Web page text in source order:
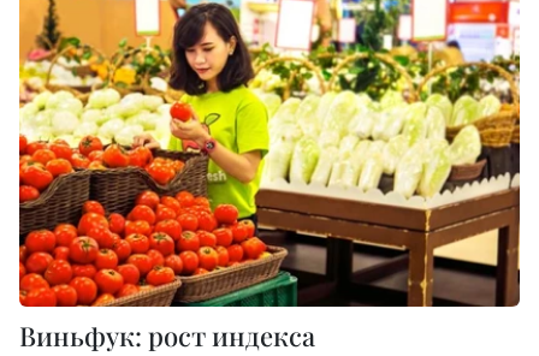
Виньфук: рост индекса